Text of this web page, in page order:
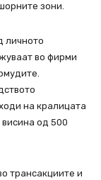
зони.
личното
во фирми
на кралицата
висина од 500
трансакциите и